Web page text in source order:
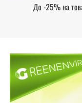
До -25% на